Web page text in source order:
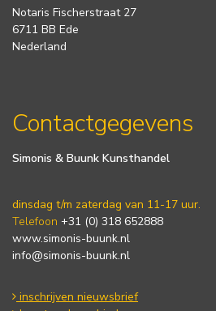
Notaris Fischerstraat 27
6711 BB Ede
Nederland
Contactgegevens
Simonis & Buunk Kunsthandel
dinsdag t/m zaterdag van 11-17 uur.
Telefoon +31 (0) 318 652888
www.simonis-buunk.nl
info@simonis-buunk.nl
inschrijven nieuwsbrief